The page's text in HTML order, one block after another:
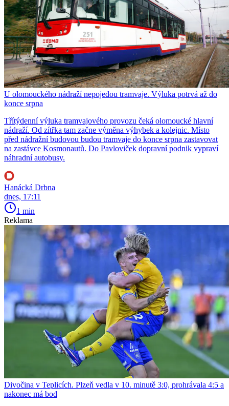
U olomouckého nádraží nepojedou tramvaje. Výluka potrvá až do
konce srpna
Třítýdenní výluka tramvajového provozu čeká olomoucké hlavní
nádraží. Od zítřka tam začne výměna výhybek a kolejnic. Místo
před nádražní budovou budou tramvaje do konce srpna zastavovat
na zastávce Kosmonautů. Do Pavloviček dopravní podnik vypraví
náhradní autobusy.
Hanácká Drbna
dnes, 17:11
1 min
Reklama
Divočina v Teplicích. Plzeň vedla v 10. minutě 3:0, prohrávala 4:5 a
nakonec má bod